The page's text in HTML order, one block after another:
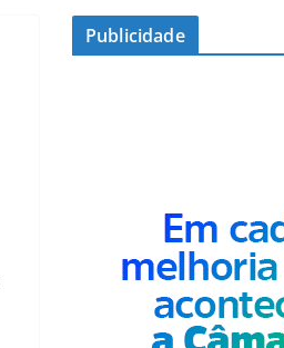
Publicidade